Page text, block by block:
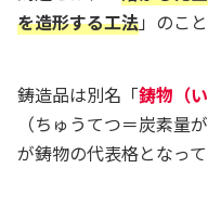
を造形する工法」のこと
鋳造品は別名「鋳物（い
（ちゅうてつ＝炭素量
が鋳物の代表格となって